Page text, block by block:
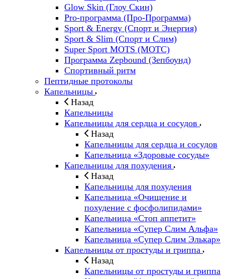
Glow Skin (Глоу Скин)
Pro-программа (Про-Программа)
Sport & Energy (Спорт и Энергия)
Sport & Slim (Спорт и Слим)
Super Sport MOTS (МОТС)
Программа Zepbound (Зепбоунд)
Спортивный ритм
Пептидные протоколы
Капельницы
Назад
Капельницы
Капельницы для сердца и сосудов
Назад
Капельницы для сердца и сосудов
Капельница «Здоровые сосуды»
Капельницы для похудения
Назад
Капельницы для похудения
Капельница «Очищение и
похудение с фосфолипидами»
Капельница «Стоп аппетит»
Капельница «Супер Слим Альфа»
Капельница «Супер Слим Элькар»
Капельницы от простуды и гриппа
Назад
Капельницы от простуды и гриппа